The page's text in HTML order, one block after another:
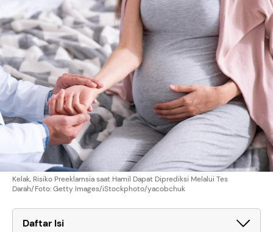
Kelak, Risiko Preeklamsia saat Hamil Dapat Diprediksi Melalui Tes
Darah/Foto: Getty Images/iStockphoto/yacobchuk
Daftar Isi